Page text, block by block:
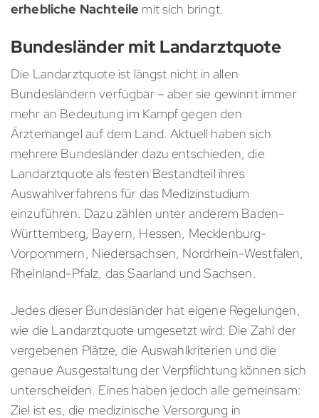
erhebliche Nachteile mit sich bringt.
Bundesländer mit Landarztquote
Die Landarztquote ist längst nicht in allen
Bundesländern verfügbar – aber sie gewinnt immer
mehr an Bedeutung im Kampf gegen den
Ärztemangel auf dem Land. Aktuell haben sich
mehrere Bundesländer dazu entschieden, die
Landarztquote als festen Bestandteil ihres
Auswahlverfahrens für das Medizinstudium
einzuführen. Dazu zählen unter anderem Baden-
Württemberg, Bayern, Hessen, Mecklenburg-
Vorpommern, Niedersachsen, Nordrhein-Westfalen,
Rheinland-Pfalz, das Saarland und Sachsen.
Jedes dieser Bundesländer hat eigene Regelungen,
wie die Landarztquote umgesetzt wird: Die Zahl der
vergebenen Plätze, die Auswahlkriterien und die
genaue Ausgestaltung der Verpflichtung können sich
unterscheiden. Eines haben jedoch alle gemeinsam:
Ziel ist es, die medizinische Versorgung in